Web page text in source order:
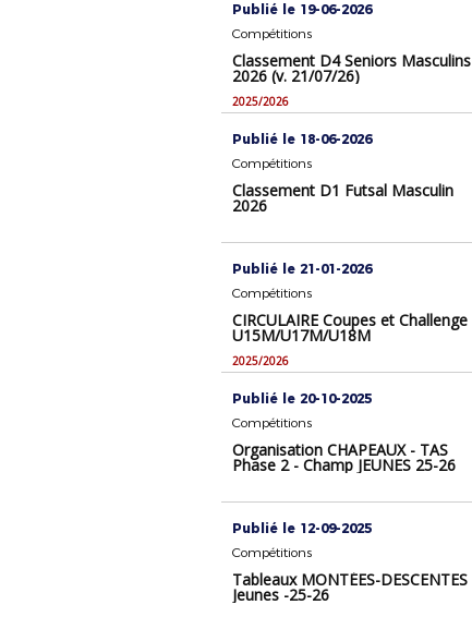
Publié le 19-06-2026
Compétitions
Classement D4 Seniors Masculins
2026 (v. 21/07/26)
2025/2026
Publié le 18-06-2026
Compétitions
Classement D1 Futsal Masculin
2026
Publié le 21-01-2026
Compétitions
CIRCULAIRE Coupes et Challenge
U15M/U17M/U18M
2025/2026
Publié le 20-10-2025
Compétitions
Organisation CHAPEAUX - TAS
Phase 2 - Champ JEUNES 25-26
Publié le 12-09-2025
Compétitions
Tableaux MONTÉES-DESCENTES
Jeunes -25-26